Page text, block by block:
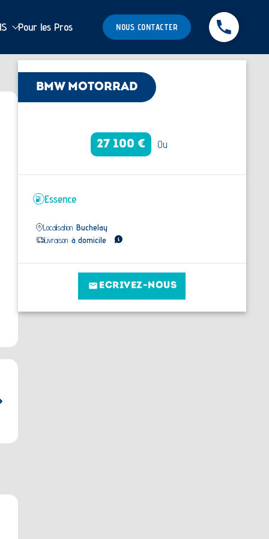
Pour les Pros NOUS CONTACTER
BMW MOTORRAD
27 100 € Ou
Essence
Localisation :Buchelay
Livraison :à domicile
ECRIVEZ-NOUS